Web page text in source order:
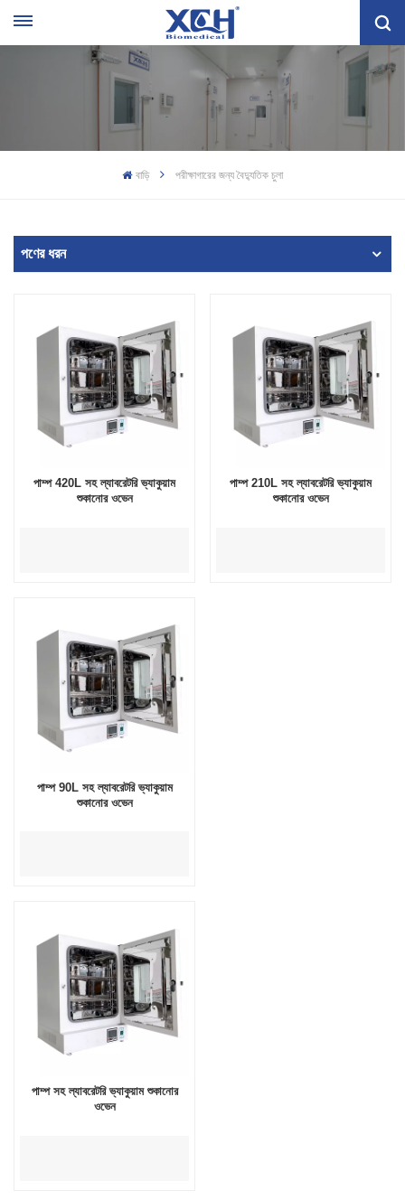
বাড়ি পরীক্ষাগারের জন্য বৈদ্যুতিক চুলা
পণের ধরন
পাম্প 420L সহ ল্যাবরেটরি ভ্যাকুয়াম
শুকানোর ওভেন
পাম্প 210L সহ ল্যাবরেটরি ভ্যাকুয়াম
শুকানোর ওভেন
পাম্প 90L সহ ল্যাবরেটরি ভ্যাকুয়াম
শুকানোর ওভেন
পাম্প সহ ল্যাবরেটরি ভ্যাকুয়াম শুকানোর
ওভেন